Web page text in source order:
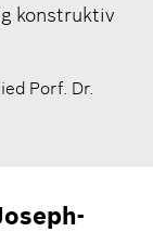
konstruktiv
Porf. Dr.